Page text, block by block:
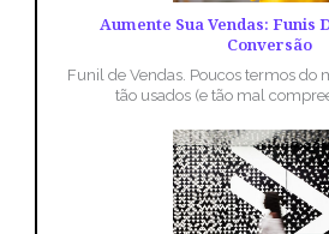
Aumente Sua Vendas: Funis
Conversão
Funil de Vendas. Poucos termos do
tão usados (e tão mal